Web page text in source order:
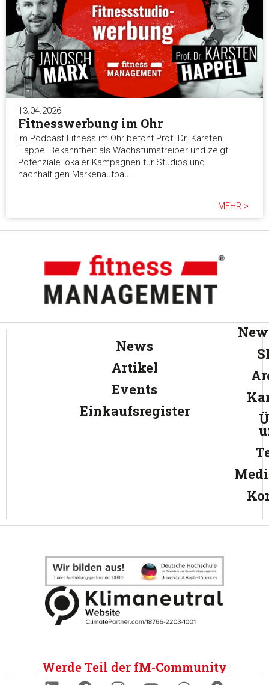
13.04.2026
Fitnesswerbung im Ohr
Im Podcast Fitness im Ohr betont Prof. Dr. Karsten
Happel Bekanntheit als Wachstumstreiber und zeigt
Potenziale lokaler Kampagnen für Studios und
nachhaltigen Markenaufbau.
MEHR >
News
Artikel
Events
Einkaufsregister
Werde Teil der fM-Community